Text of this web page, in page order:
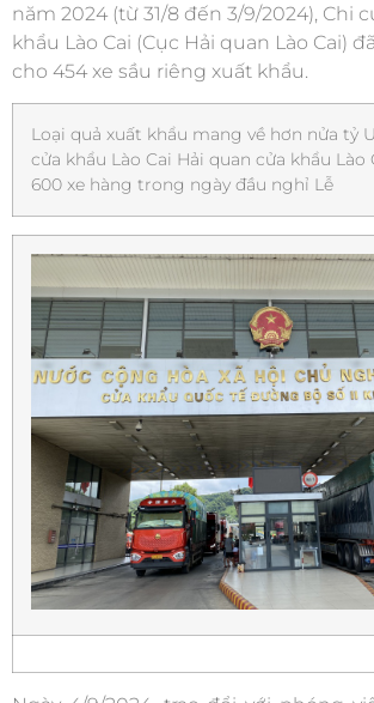
năm 2024 (từ 31/8 đến 3/9/2024), Chi
khẩu Lào Cai (Cục Hải quan Lào Cai)
cho 454 xe sầu riêng xuất khẩu.
Loại quả xuất khẩu mang về hơn nửa tỷ
cửa khẩu Lào Cai Hải quan cửa khẩu
600 xe hàng trong ngày đầu nghỉ Lễ